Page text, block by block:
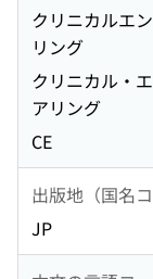
クリニカルエ
リング
クリニカル・
アリング
CE
出版地（国名コ
JP